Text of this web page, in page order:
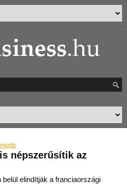
népszerűsítik az
elindítják a franciaországi